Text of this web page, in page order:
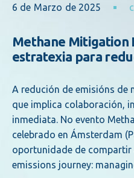
6 de Marzo de 2025
Methane Mitigation
estratexia para
A redución de emisións de
que implica colaboración,
inmediata. No evento
celebrado en Ámsterdam
oportunidade de compartir
emissions journey: